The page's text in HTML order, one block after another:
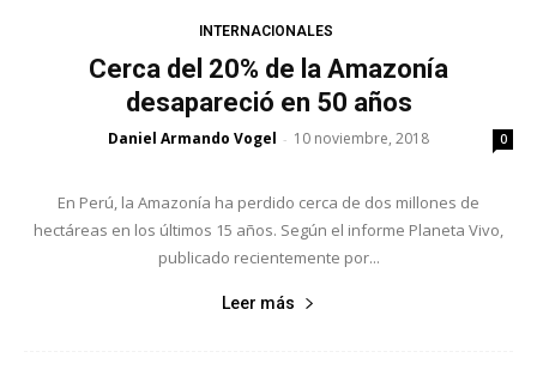
INTERNACIONALES
Cerca del 20% de la Amazonía
desapareció en 50 años
Daniel Armando Vogel - 10 noviembre, 2018 0
En Perú, la Amazonía ha perdido cerca de dos millones de
hectáreas en los últimos 15 años. Según el informe Planeta Vivo,
publicado recientemente por...
Leer más